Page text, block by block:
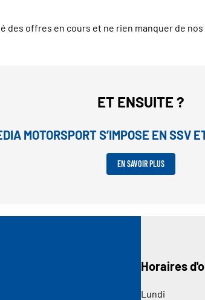
des offres en cours et ne rien manquer de
ET ENSUITE ?
MOTORSPORT S’IMPOSE EN SSV
EN SAVOIR PLUS
Horaires
Lundi